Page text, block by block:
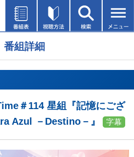
番組詳細
＃114 星組『記憶にござ
Azul －Destino－』
字幕